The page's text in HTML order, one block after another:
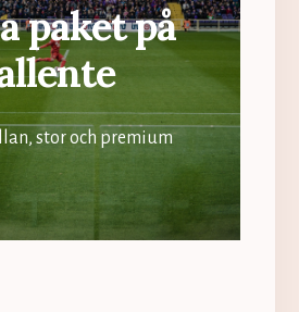
paket på
stor och premium